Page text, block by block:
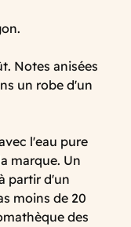
Notes anisées
un robe d'un
l'eau pure
marque. Un
partir d'un
moins de 20
des